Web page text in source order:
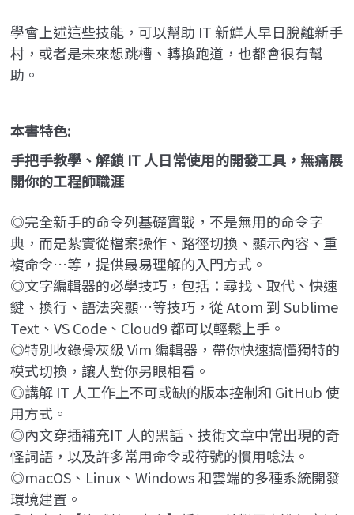
學會上述這些技能，可以幫助 IT 新鮮人早日脫離新手
村，或者是未來想跳槽、轉換跑道，也都會很有幫
助。
本書特色:
手把手教學、解鎖 IT 人日常使用的開發工具，無痛展
開你的工程師職涯
◎完全新手的命令列基礎實戰，不是無用的命令字
典，而是紮實從檔案操作、路徑切換、顯示內容、重
複命令…等，提供最易理解的入門方式。
◎文字編輯器的必學技巧，包括：尋找、取代、快速
鍵、換行、語法突顯…等技巧，從 Atom 到 Sublime
Text、VS Code、Cloud9 都可以輕鬆上手。
◎特別收錄骨灰級 Vim 編輯器，帶你快速搞懂獨特的
模式切換，讓人對你另眼相看。
◎講解 IT 人工作上不可或缺的版本控制和 GitHub 使
用方式。
◎內文穿插補充IT 人的黑話、技術文章中常出現的奇
怪詞語，以及許多常用命令或符號的慣用唸法。
◎macOS、Linux、Windows 和雲端的多種系統開發
環境建置。